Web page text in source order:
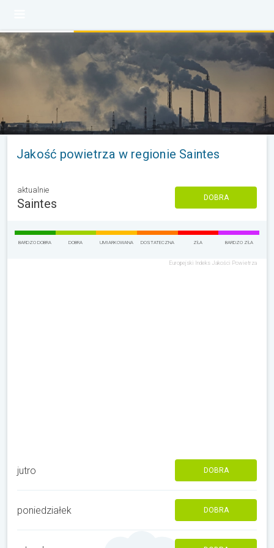
Jakość powietrza w regionie Saintes
aktualnie
Saintes DOBRA
BARDZO DOBRA DOBRA UMIARKOWANA DOSTATECZNA ZŁA BARDZO ZŁA
Europejski Indeks Jakości Powietrza
jutro DOBRA
poniedziałek DOBRA